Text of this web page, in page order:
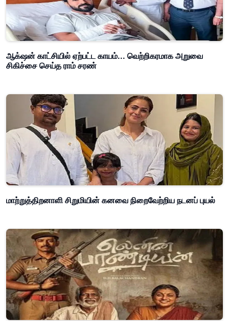
ஆக்‌ஷன் காட்சியில் ஏற்பட்ட காயம்... வெற்றிகரமாக அறுவை
சிகிச்சை செய்த ராம் சரண்
மாற்றுத்திறனாளி சிறுமியின் கனவை நிறைவேற்றிய நடனப் புயல்